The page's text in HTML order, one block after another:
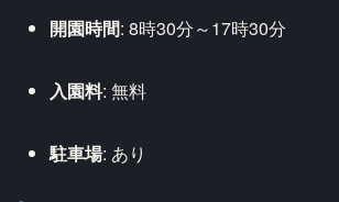
開園時間: 8時30分～17時30分
入園料: 無料
駐車場: あり